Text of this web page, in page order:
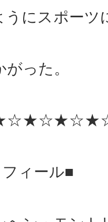
にスポーツ
った。
ィール■